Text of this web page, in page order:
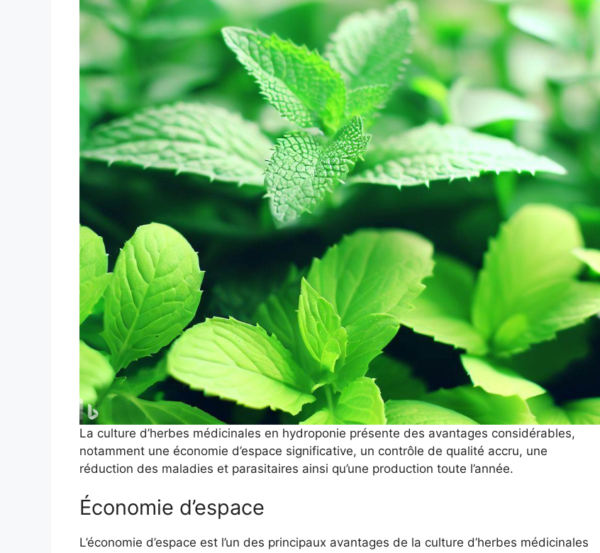
La culture d’herbes médicinales en hydroponie présente des avantages considérables,
notamment une économie d’espace significative, un contrôle de qualité accru, une
réduction des maladies et parasitaires ainsi qu’une production toute l’année.
Économie d’espace
L’économie d’espace est l’un des principaux avantages de la culture d’herbes médicinales